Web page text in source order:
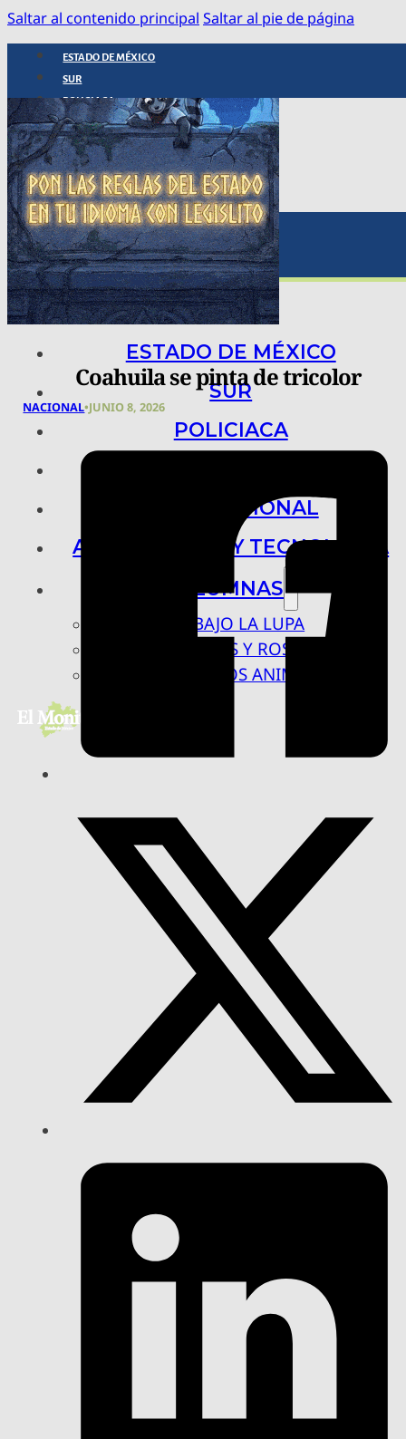
Saltar al contenido principal Saltar al pie de página
ESTADO DE MÉXICO
SUR
POLICIACA
NACIONAL
INTERNACIONAL
ARTE, CIENCIA Y TECNOLOGÍA
COLUMNAS
BAJO LA LUPA
RASTROS Y ROSTROS
VÍNCULOS ANIMALES
ESTADO DE MÉXICO
SUR
POLICIACA
INTERNACIONAL
ARTE, CIENCIA Y TECNOLOGÍA
COLUMNAS
BAJO LA LUPA
RASTROS Y ROSTROS
VÍNCULOS ANIMALES
Coahuila se pinta de tricolor
NACIONAL•JUNIO 8, 2026